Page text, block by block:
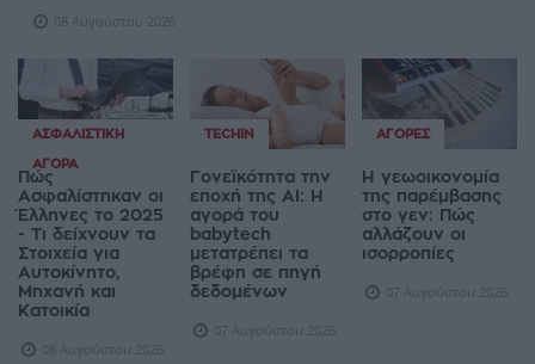
08 Αυγούστου 2026
ΑΣΦΑΛΙΣΤΙΚΉ
ΑΓΟΡΆ
Πώς
Ασφαλίστηκαν οι
Έλληνες το 2025
- Τι δείχνουν τα
Στοιχεία για
Αυτοκίνητο,
Μηχανή και
Κατοικία
08 Αυγούστου 2026
TECHIN
Γονεϊκότητα την
εποχή της AI: Η
αγορά του
babytech
μετατρέπει τα
βρέφη σε πηγή
δεδομένων
07 Αυγούστου 2026
ΑΓΟΡΈΣ
Η γεωοικονομία
της παρέμβασης
στο γεν: Πώς
αλλάζουν οι
ισορροπίες
07 Αυγούστου 2026